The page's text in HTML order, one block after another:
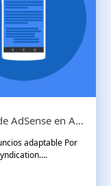
¿Cómo crear un bloque de anuncios de AdSense en Amp?
adaptable Por